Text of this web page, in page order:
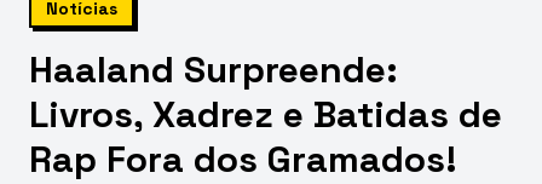
Notícias
Haaland Surpreende:
Livros, Xadrez e Batidas de
Rap Fora dos Gramados!